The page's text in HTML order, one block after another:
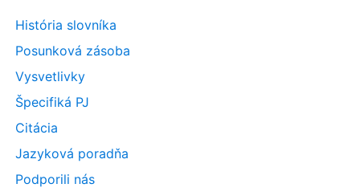
História slovníka
Posunková zásoba
Vysvetlivky
Špecifiká PJ
Citácia
Jazyková poradňa
Podporili nás